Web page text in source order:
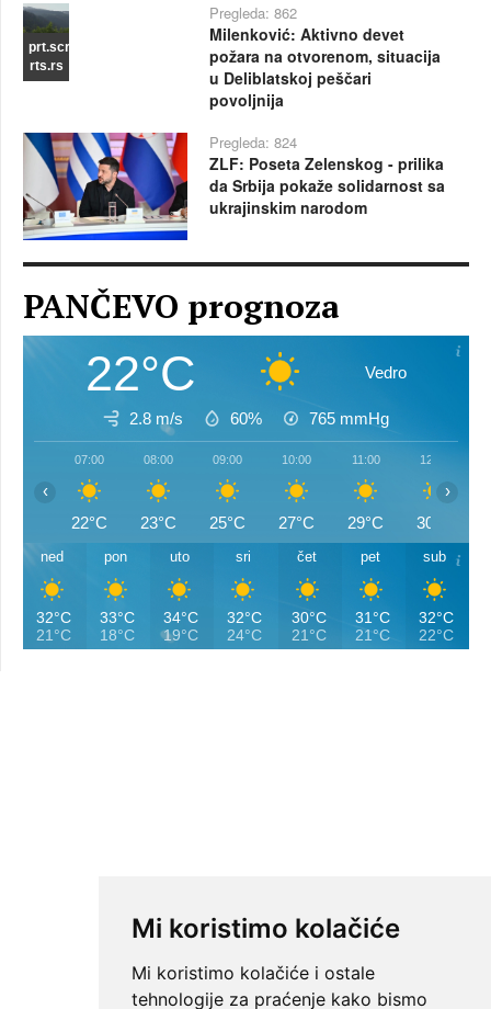
Mi koristimo kolačiće
Mi koristimo kolačiće i ostale
tehnologije za praćenje kako bismo
prt.scr
rts.rs
Pregleda: 862
Milenković: Aktivno devet
požara na otvorenom, situacija
u Deliblatskoj peščari
povoljnija
Pregleda: 824
ZLF: Poseta Zelenskog - prilika
da Srbija pokaže solidarnost sa
ukrajinskim narodom
PANČEVO prognoza
22°C Vedro
2.8 m/s 60% 765 mmHg
07:00
22°C
08:00
23°C
09:00
25°C
10:00
27°C
11:00
29°C
12:00
30°C
‹ ›
ned
32°C
21°C
pon
33°C
18°C
uto
34°C
19°C
sri
32°C
24°C
čet
30°C
21°C
pet
31°C
21°C
sub
32°C
22°C